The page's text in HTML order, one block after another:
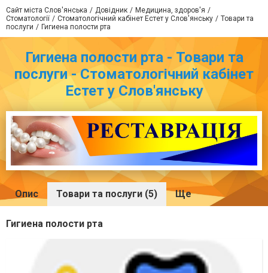
Сайт міста Слов'янська Довідник
Медицина, здоров'я
Стоматології
Стоматологічний кабінет Естет у Слов'янську
Товари та
послуги
Гигиена полости рта
Гигиена полости рта - Товари та
послуги - Стоматологічний кабінет
Естет у Слов'янську
Опис Товари та послуги (5) Ще
Гигиена полости рта